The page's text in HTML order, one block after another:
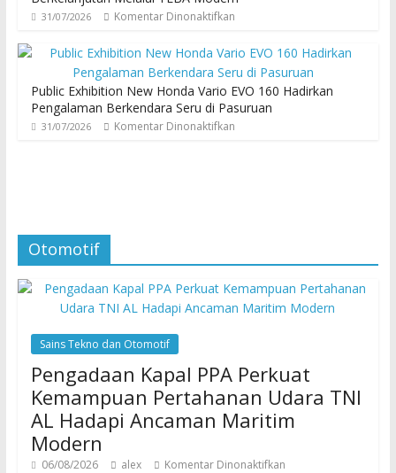
31/07/2026 Komentar Dinonaktifkan
Public Exhibition New Honda Vario EVO 160 Hadirkan
Pengalaman Berkendara Seru di Pasuruan
31/07/2026 Komentar Dinonaktifkan
Otomotif
Sains Tekno dan Otomotif
Pengadaan Kapal PPA Perkuat
Kemampuan Pertahanan Udara TNI
AL Hadapi Ancaman Maritim
Modern
06/08/2026 alex Komentar Dinonaktifkan